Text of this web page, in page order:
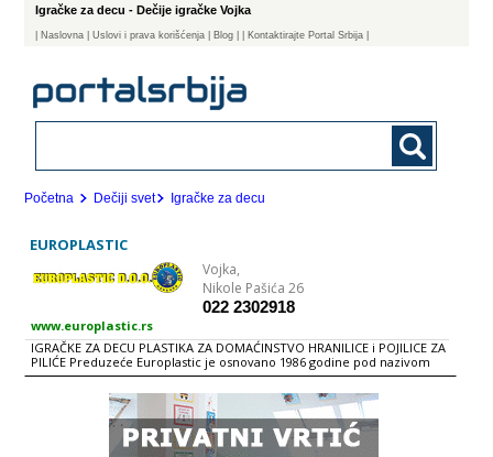
Igračke za decu - Dečije igračke Vojka
Naslovna | Uslovi i prava korišćenja Blog | Kontaktirajte Portal Srbija |
Početna Dečiji svet Igračke za decu
EUROPLASTIC
Vojka,
Nikole Pašića 26
022 2302918
www.europlastic.rs
IGRAČKE ZA DECU PLASTIKA ZA DOMAĆINSTVO HRANILICE i POJILICE ZA
PILIĆE Preduzeće Europlastic je osnovano 1986 godine pod nazivom
Europlastik S.Z.R. kao mala zanatska radnja za brizganje predmeta od
plastičnih masa čiji je osnivač Lovrić Milan. Danas je Europlastic d.o.o.
preduzeće, locirano u Vojki, na glavnom putu koji vodi ka uključenju
na autoput Beograd - Zagreb, sa 20 zaposlenih nas proizvodni
asortiman obuhvata siroku paletu proizvoda kao sto su predmeti za
kuću, kupatila, hranilice i poilice za piliće i dečije igračke.